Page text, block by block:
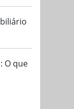
O que